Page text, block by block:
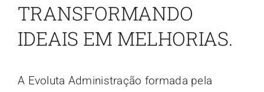
Blog
TRANSFORMANDO
IDEAIS EM MELHORIAS.
A Evoluta Administração formada pela